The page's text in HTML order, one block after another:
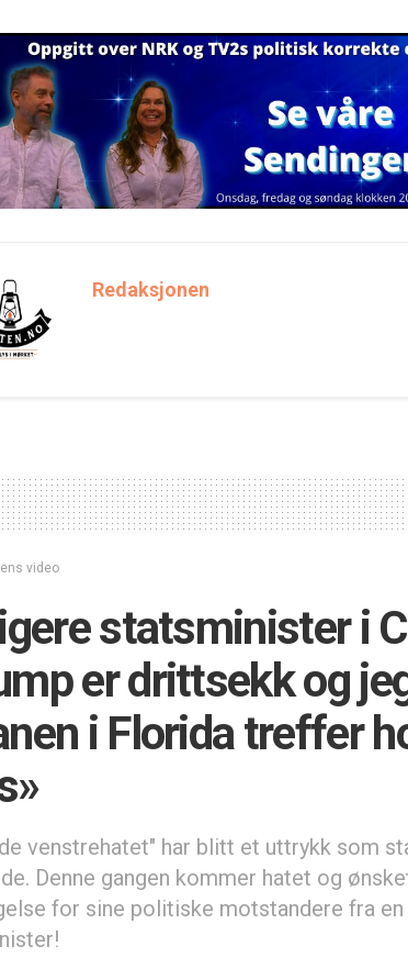
Redaksjonen
video
statsminister i
er drittsekk og
i Florida treffer
venstrehatet" har blitt et uttrykk som
Denne gangen kommer hatet og
for sine politiske motstandere fra